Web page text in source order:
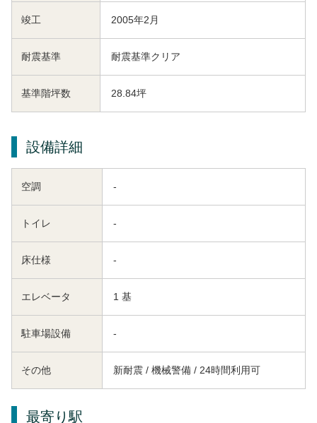
竣工 2005年2月
耐震基準 耐震基準クリア
基準階坪数 28.84坪
設備詳細
空調 -
トイレ -
床仕様 -
エレベータ 1 基
駐車場設備 -
その他 新耐震 / 機械警備 / 24時間利用可
最寄り駅